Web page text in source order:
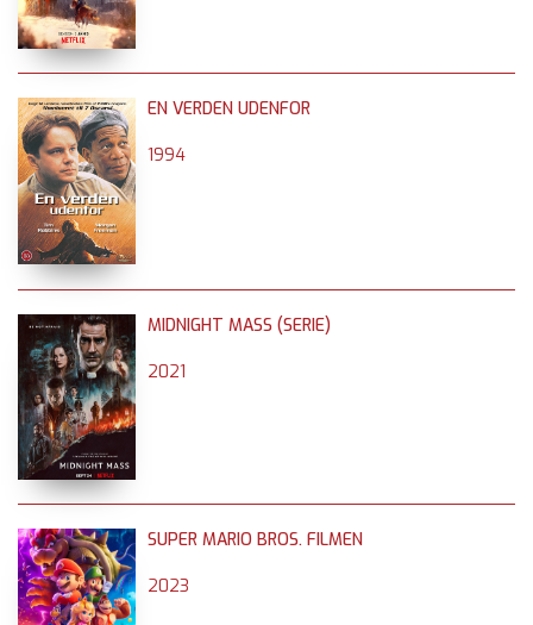
EN VERDEN UDENFOR
1994
MIDNIGHT MASS (SERIE)
2021
SUPER MARIO BROS. FILMEN
2023